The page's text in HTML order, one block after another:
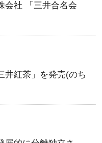
会社 「三井合名会
井紅茶」を発売(のち